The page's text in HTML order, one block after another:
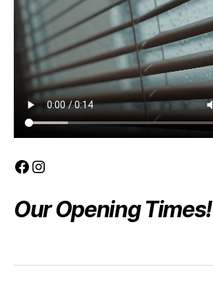
Facebook
Instagram
Our Opening Times!